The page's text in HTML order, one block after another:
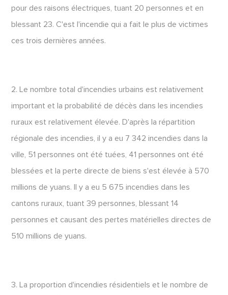
pour des raisons électriques, tuant 20 personnes et en
blessant 23. C'est l'incendie qui a fait le plus de victimes
ces trois dernières années.
2. Le nombre total d'incendies urbains est relativement
important et la probabilité de décès dans les incendies
ruraux est relativement élevée. D'après la répartition
régionale des incendies, il y a eu 7 342 incendies dans la
ville, 51 personnes ont été tuées, 41 personnes ont été
blessées et la perte directe de biens s'est élevée à 570
millions de yuans. Il y a eu 5 675 incendies dans les
cantons ruraux, tuant 39 personnes, blessant 14
personnes et causant des pertes matérielles directes de
510 millions de yuans.
3. La proportion d'incendies résidentiels et le nombre de